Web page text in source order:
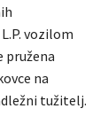
vozilom
pružena
na
tužitelj.